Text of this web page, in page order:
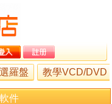
羅盤 教學VCD/DVD
軟件